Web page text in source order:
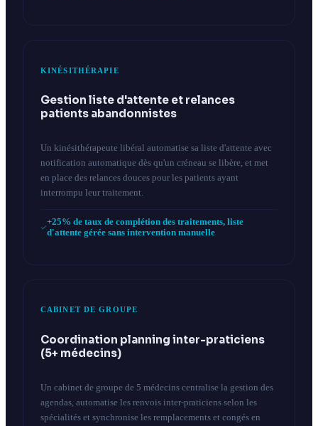
KINÉSITHÉRAPIE
Gestion liste d'attente et relances
patients abandonnistes
Un kinésithérapeute libéral automatise sa liste d'attente avec
notification automatique dès qu'un créneau se libère, et met
en place des relances douces pour les patients ayant
interrompu leur traitement.
+25% de taux de complétion des traitements, liste
d'attente gérée sans intervention manuelle
CABINET DE GROUPE
Coordination planning inter-praticiens
(5+ médecins)
Un cabinet de groupe de 5 médecins centralise la gestion des
agendas, automatise les renvois inter-praticiens selon les
spécialités et synchronise les remplacements et congés en